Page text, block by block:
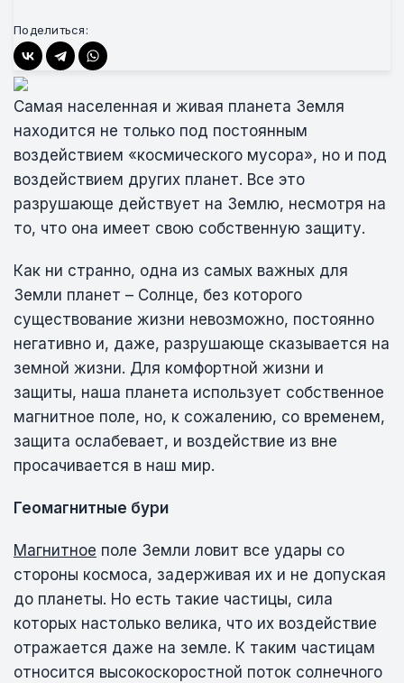
Поделиться:
Самая населенная и живая планета Земля
находится не только под постоянным
воздействием «космического мусора», но и под
воздействием других планет. Все это
разрушающе действует на Землю, несмотря на
то, что она имеет свою собственную защиту.
Как ни странно, одна из самых важных для
Земли планет – Солнце, без которого
существование жизни невозможно, постоянно
негативно и, даже, разрушающе сказывается на
земной жизни. Для комфортной жизни и
защиты, наша планета использует собственное
магнитное поле, но, к сожалению, со временем,
защита ослабевает, и воздействие из вне
просачивается в наш мир.
Геомагнитные бури
Магнитное поле Земли ловит все удары со
стороны космоса, задерживая их и не допуская
до планеты. Но есть такие частицы, сила
которых настолько велика, что их воздействие
отражается даже на земле. К таким частицам
относится высокоскоростной поток солнечного